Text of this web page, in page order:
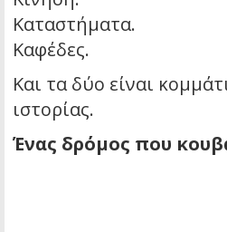
Καταστήματα.
Καφέδες.
Και τα δύο είναι
ιστορίας.
Ένας δρόμος που